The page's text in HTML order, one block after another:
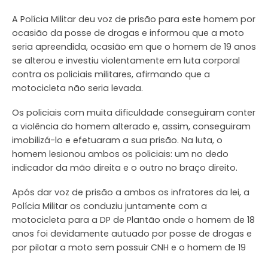
A Polícia Militar deu voz de prisão para este homem por
ocasião da posse de drogas e informou que a moto
seria apreendida, ocasião em que o homem de 19 anos
se alterou e investiu violentamente em luta corporal
contra os policiais militares, afirmando que a
motocicleta não seria levada.
Os policiais com muita dificuldade conseguiram conter
a violência do homem alterado e, assim, conseguiram
imobilizá-lo e efetuaram a sua prisão. Na luta, o
homem lesionou ambos os policiais: um no dedo
indicador da mão direita e o outro no braço direito.
Após dar voz de prisão a ambos os infratores da lei, a
Polícia Militar os conduziu juntamente com a
motocicleta para a DP de Plantão onde o homem de 18
anos foi devidamente autuado por posse de drogas e
por pilotar a moto sem possuir CNH e o homem de 19